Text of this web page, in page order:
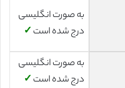
به صورت انگلیسی
درج شده است ✓
به صورت انگلیسی
درج شده است ✓